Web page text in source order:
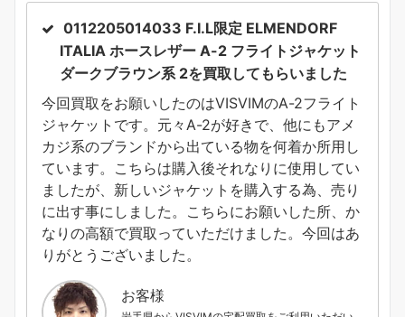
0112205014033 F.I.L限定 ELMENDORF
ITALIA ホースレザー A-2 フライトジャケット
ダークブラウン系 2を買取してもらいました
今回買取をお願いしたのはVISVIMのA-2フライト
ジャケットです。元々A-2が好きで、他にもアメ
カジ系のブランドから出ている物を何着か所用し
ています。こちらは購入後それなりに使用してい
ましたが、新しいジャケットを購入する為、売り
に出す事にしました。こちらにお願いした所、か
なりの高額で買取っていただけました。今回はあ
りがとうございました。
お客様